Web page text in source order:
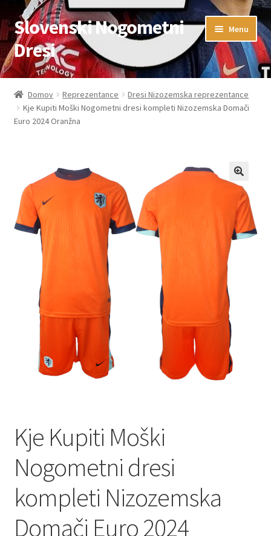
Skip
to
navigation
Skip
to
content
Slovenski Nogometni
Dresi
Menu
Domov
Blog
Kontaktiraj nas
Košarica
Moj račun
Trgovina
Zaključek nakupa
Domov Reprezentance
Dresi Nizozemska reprezentance
Kje Kupiti Moški Nogometni dresi kompleti Nizozemska Domači
Euro 2024 Oranžna
Kje Kupiti Moški
Nogometni dresi
kompleti Nizozemska
Domači Euro 2024